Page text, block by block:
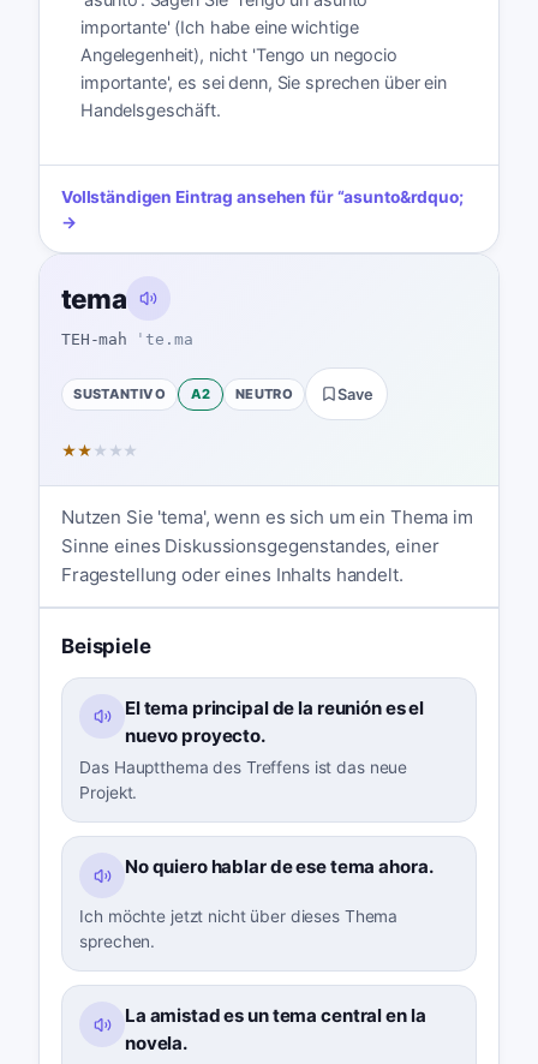
importante' (Ich habe eine wichtige
Angelegenheit), nicht 'Tengo un negocio
importante', es sei denn, Sie sprechen über ein
Handelsgeschäft.
Vollständigen Eintrag ansehen für“asunto&rdquo;
→
tema
TEH-mah ˈte.ma
SUSTANTIVO A2 NEUTRO Save
★★ ★ ★ ★
Nutzen Sie 'tema', wenn es sich um ein Thema im
Sinne eines Diskussionsgegenstandes, einer
Fragestellung oder eines Inhalts handelt.
Beispiele
El tema principal de la reunión es el
nuevo proyecto.
Das Hauptthema des Treffens ist das neue
Projekt.
No quiero hablar de ese tema ahora.
Ich möchte jetzt nicht über dieses Thema
sprechen.
La amistad es un tema central en la
novela.